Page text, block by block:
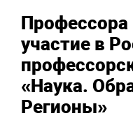
участие в
«Наука.
Регионы»